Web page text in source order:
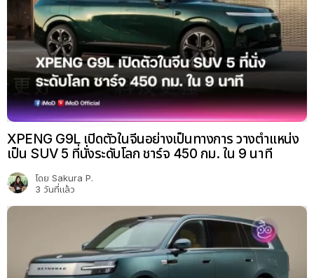
XPENG G9L เปิดตัวในจีนอย่างเป็นทางการ วางตำแหน่ง
เป็น SUV 5 ที่นั่งระดับโลก ชาร์จ 450 กม. ใน 9 นาที
โดย Sakura P.
3 วันที่แล้ว